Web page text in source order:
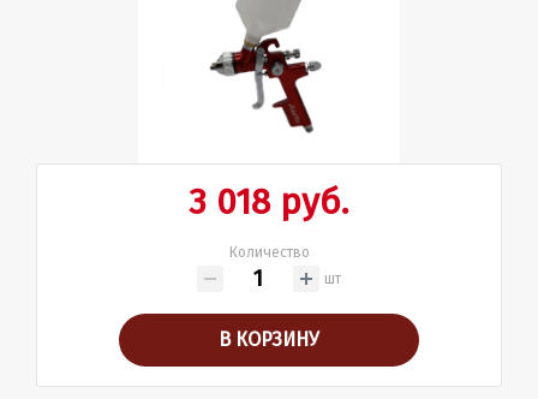
3 018 руб.
Количество
шт
В КОРЗИНУ